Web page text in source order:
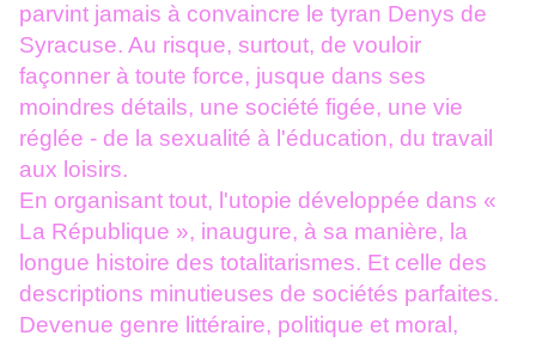
parvint jamais à convaincre le tyran Denys de
Syracuse. Au risque, surtout, de vouloir
façonner à toute force, jusque dans ses
moindres détails, une société figée, une vie
réglée - de la sexualité à l'éducation, du travail
aux loisirs.
En organisant tout, l'utopie développée dans «
La République », inaugure, à sa manière, la
longue histoire des totalitarismes. Et celle des
descriptions minutieuses de sociétés parfaites.
Devenue genre littéraire, politique et moral,